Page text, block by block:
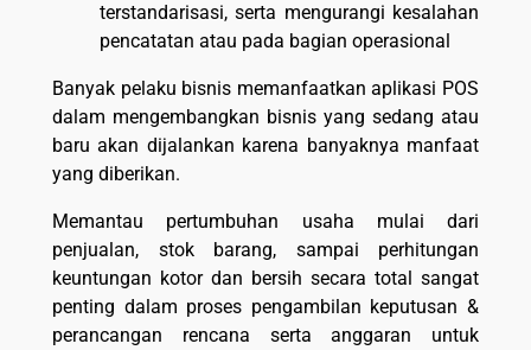
terstandarisasi, serta mengurangi kesalahan
pencatatan atau pada bagian operasional
Banyak pelaku bisnis memanfaatkan aplikasi POS
dalam mengembangkan bisnis yang sedang atau
baru akan dijalankan karena banyaknya manfaat
yang diberikan.
Memantau pertumbuhan usaha mulai dari
penjualan, stok barang, sampai perhitungan
keuntungan kotor dan bersih secara total sangat
penting dalam proses pengambilan keputusan &
perancangan rencana serta anggaran untuk